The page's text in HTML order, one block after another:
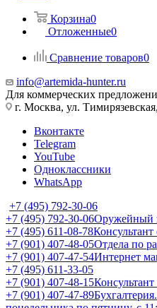
Корзина0
Отложенные0
Сравнение товаров0
info@artemida-hunter.ru
Для коммерческих
г. Москва, ул.
Вконтакте
Telegram
YouTube
Одноклассники
WhatsApp
+7 (495) 792-30-06
+7 (495) 792-30-06Оружейный
+7 (495) 611-08-78
+7 (901) 407-48-05Отдела по
+7 (901) 407-47-54Интернет
+7 (495) 611-33-05
+7 (901) 407-48-15
+7 (901) 407-47-89